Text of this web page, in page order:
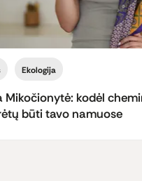
Ekologija
Mikočionytė: kodėl
būti tavo namuose